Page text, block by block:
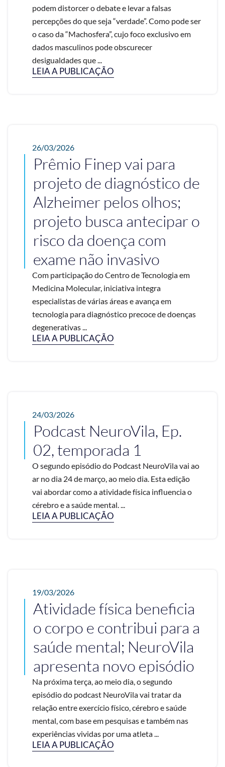
podem distorcer o debate e levar a falsas
percepções do que seja “verdade”. Como pode ser
o caso da “Machosfera”, cujo foco exclusivo em
dados masculinos pode obscurecer
desigualdades que ...
LEIA A PUBLICAÇÃO
26/03/2026
Prêmio Finep vai para
projeto de diagnóstico de
Alzheimer pelos olhos;
projeto busca antecipar o
risco da doença com
exame não invasivo
Com participação do Centro de Tecnologia em
Medicina Molecular, iniciativa integra
especialistas de várias áreas e avança em
tecnologia para diagnóstico precoce de doenças
degenerativas ...
LEIA A PUBLICAÇÃO
24/03/2026
Podcast NeuroVila, Ep.
02, temporada 1
O segundo episódio do Podcast NeuroVila vai ao
ar no dia 24 de março, ao meio dia. Esta edição
vai abordar como a atividade física influencia o
cérebro e a saúde mental. ...
LEIA A PUBLICAÇÃO
19/03/2026
Atividade física beneficia
o corpo e contribui para a
saúde mental; NeuroVila
apresenta novo episódio
Na próxima terça, ao meio dia, o segundo
episódio do podcast NeuroVila vai tratar da
relação entre exercício físico, cérebro e saúde
mental, com base em pesquisas e também nas
experiências vividas por uma atleta ...
LEIA A PUBLICAÇÃO